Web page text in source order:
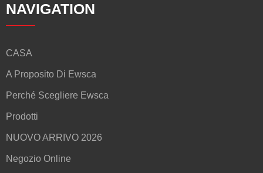
NAVIGATION
CASA
A Proposito Di Ewsca
Perché Scegliere Ewsca
Prodotti
NUOVO ARRIVO 2026
Negozio Online